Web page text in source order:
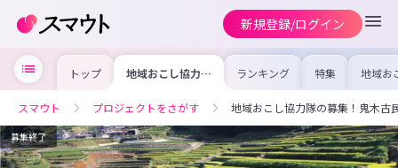
新規登録/ログイン
トップ 地域おこし協力隊
の募集！鬼木古民
う人を募集！
ランキング 特集 地域お
の求
を集め
事内容
を比較
合った
けよう
スマウト プロジェクトをさがす 地域おこし協力隊の募集！鬼木古
募集終了